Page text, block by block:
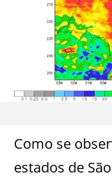
Como se
estados de